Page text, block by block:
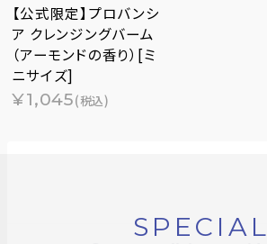
【公式限定】プロバンシ
ア クレンジングバーム
（アーモンドの香り）[ミ
ニサイズ]
¥1,045(税込)
SPECIAL